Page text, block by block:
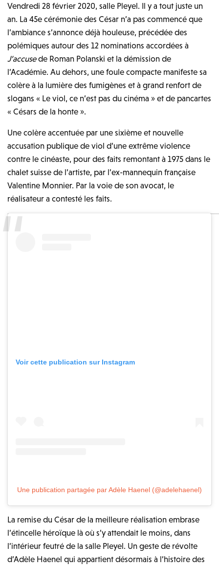
Vendredi 28 février 2020, salle Pleyel. Il y a tout juste un
an. La 45e cérémonie des César n’a pas commencé que
l’ambiance s’annonce déjà houleuse, précédée des
polémiques autour des 12 nominations accordées à
J’accusede Roman Polanski et la démission de
l’Académie. Au dehors, une foule compacte manifeste sa
colère à la lumière des fumigènes et à grand renfort de
slogans « Le viol, ce n’est pas du cinéma » et de pancartes
« Césars de la honte ».
Une colère accentuée par une sixième et nouvelle
accusation publique de viol d’une extrême violence
contre le cinéaste, pour des faits remontant à 1975 dans le
chalet suisse de l’artiste, par l’ex-mannequin française
Valentine Monnier. Par la voie de son avocat, le
réalisateur a contesté les faits.
Voir cette publication sur Instagram
Une publication partagée par Adèle Haenel (@adelehaenel)
La remise du César de la meilleure réalisation embrase
l’étincelle héroïque là où s’y attendait le moins, dans
l’intérieur feutré de la salle Pleyel. Un geste de révolte
d’Adèle Haenel qui appartient désormais à l’histoire des